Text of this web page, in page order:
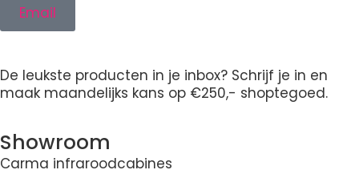
Email
De leukste producten in je inbox? Schrijf je in en
maak maandelijks kans op €250,- shoptegoed.
Showroom
Carma infraroodcabines